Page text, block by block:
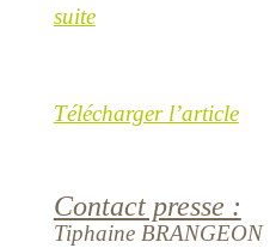
suite
Télécharger l’article
Contact presse :
Tiphaine BRANGEON